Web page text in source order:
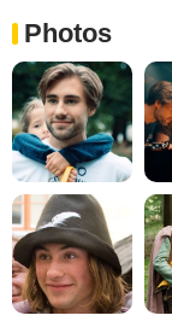
Photos